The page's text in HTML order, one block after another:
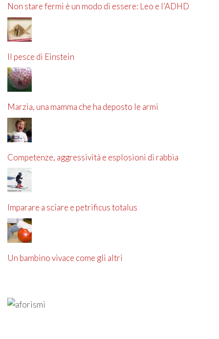
Non stare fermi è un modo di essere: Leo e l’ADHD
Il pesce di Einstein
Marzia, una mamma che ha deposto le armi
Competenze, aggressività e esplosioni di rabbia
Imparare a sciare e petrificus totalus
Un bambino vivace come gli altri